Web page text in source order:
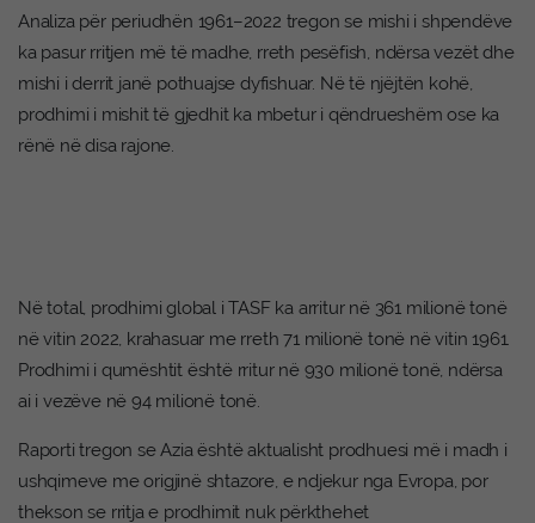
Analiza për periudhën 1961–2022 tregon se mishi i shpendëve
ka pasur rritjen më të madhe, rreth pesëfish, ndërsa vezët dhe
mishi i derrit janë pothuajse dyfishuar. Në të njëjtën kohë,
prodhimi i mishit të gjedhit ka mbetur i qëndrueshëm ose ka
rënë në disa rajone.
Në total, prodhimi global i TASF ka arritur në 361 milionë tonë
në vitin 2022, krahasuar me rreth 71 milionë tonë në vitin 1961.
Prodhimi i qumështit është rritur në 930 milionë tonë, ndërsa
ai i vezëve në 94 milionë tonë.
Raporti tregon se Azia është aktualisht prodhuesi më i madh i
ushqimeve me origjinë shtazore, e ndjekur nga Evropa, por
thekson se rritja e prodhimit nuk përkthehet